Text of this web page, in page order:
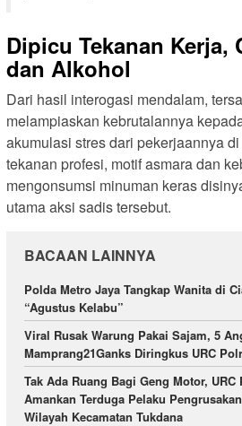
Dipicu Tekanan Kerja,
dan Alkohol
Dari hasil interogasi mendalam,
melampiaskan kebrutalannya
akumulasi stres dari pekerjaannya
tekanan profesi, motif asmara dan
mengonsumsi minuman keras
utama aksi sadis tersebut.
BACAAN LAINNYA
Polda Metro Jaya Tangkap Wanita di
“Agustus Kelabu”
Viral Rusak Warung Pakai Sajam, 5
Mamprang21Ganks Diringkus URC
Tak Ada Ruang Bagi Geng Motor,
Amankan Terduga Pelaku
Wilayah Kecamatan Tukdana